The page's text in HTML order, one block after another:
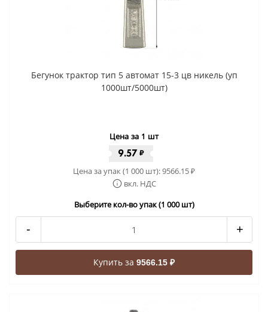
Бегунок трактор тип 5 автомат 15-3 цв никель (уп
1000шт/5000шт)
Цена за 1 шт
9.57₽
Цена за упак (1 000 шт):9566.15₽
вкл. НДС
Выберите кол-во упак (1 000 шт)
- +
Купить за 9566.15 ₽